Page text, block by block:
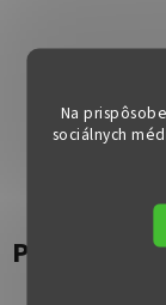
Na
sociálnych
Popis